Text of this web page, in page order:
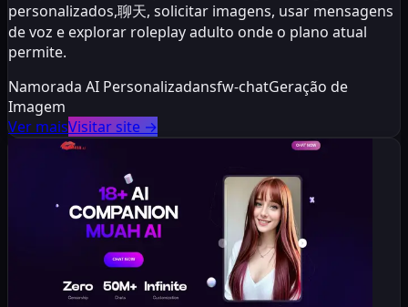
personalizados,聊天, solicitar imagens, usar mensagens
de voz e explorar roleplay adulto onde o plano atual
permite.
Namorada AI Personalizadansfw-chatGeração de
Imagem
Ver maisVisitar site →